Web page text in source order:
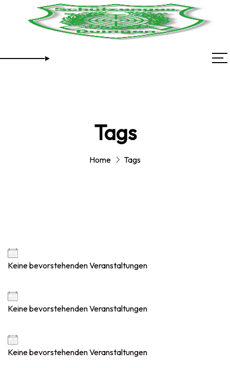
Tags
Home Tags
Keine bevorstehenden Veranstaltungen
Keine bevorstehenden Veranstaltungen
Keine bevorstehenden Veranstaltungen